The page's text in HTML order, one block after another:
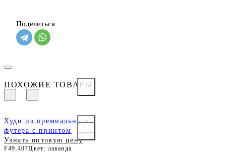
Поделиться
ПОХОЖИЕ ТОВАРЫ
Худи из премиального
футера с принтом
Узнать оптовую цену
F49.407Цвет: лаванда